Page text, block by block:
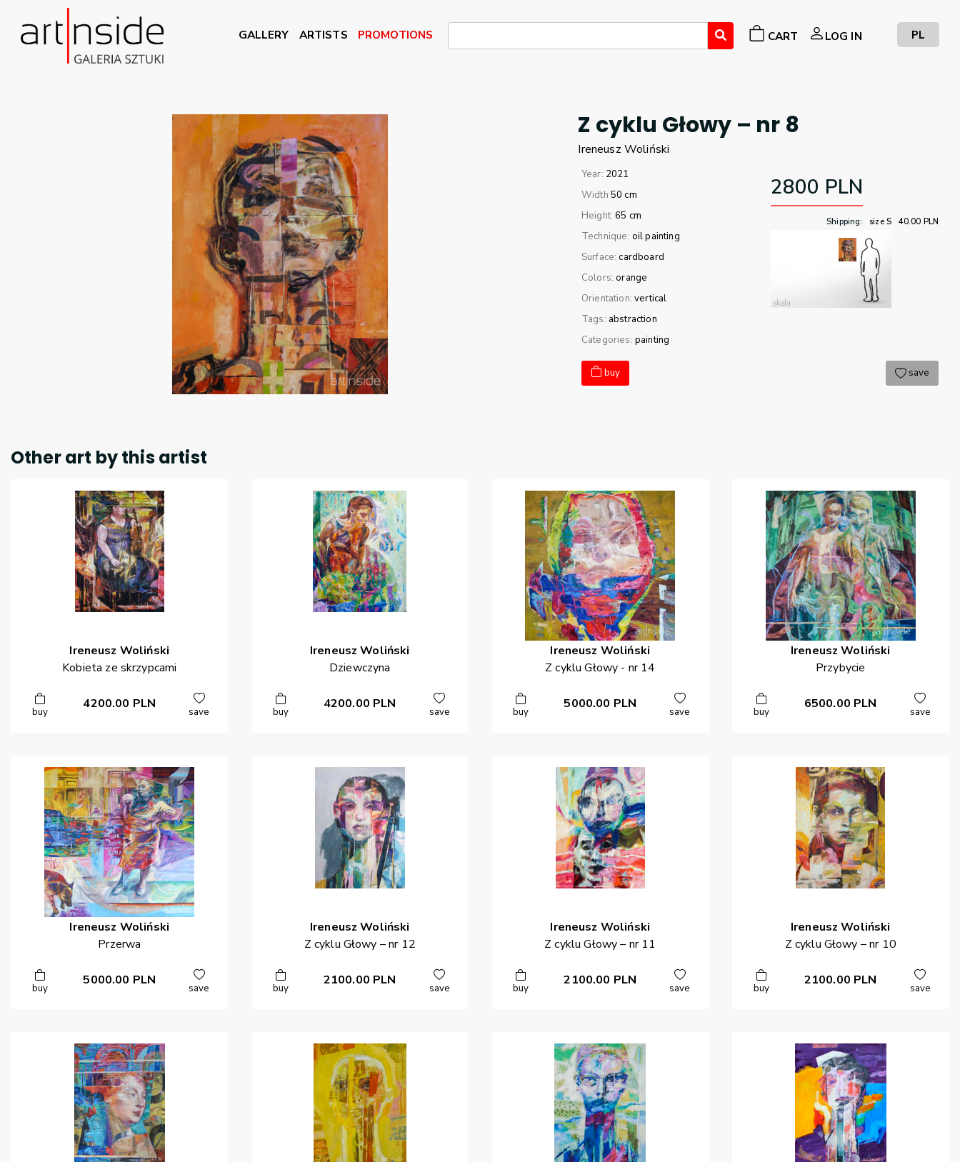
GALLERY ARTISTS PROMOTIONS CART LOG IN PL
Z cyklu Głowy – nr 8
Ireneusz Woliński
Year: 2021
Width 50 cm
Height:65 cm
Technique: oil painting
Surface:cardboard
Colors:orange
Orientation:vertical
Tags: abstraction
Categories: painting
2800 PLN
Shipping: size S 40.00 PLN
buy save
Other art by this artist
Ireneusz Woliński
Kobieta ze skrzypcami
buy
4200.00 PLN
save
Ireneusz Woliński
Dziewczyna
buy
4200.00 PLN
save
Ireneusz Woliński
Z cyklu Głowy - nr 14
buy
5000.00 PLN
save
Ireneusz Woliński
Przybycie
buy
6500.00 PLN
save
Ireneusz Woliński
Przerwa
buy
5000.00 PLN
save
Ireneusz Woliński
Z cyklu Głowy – nr 12
buy
2100.00 PLN
save
Ireneusz Woliński
Z cyklu Głowy – nr 11
buy
2100.00 PLN
save
Ireneusz Woliński
Z cyklu Głowy – nr 10
buy
2100.00 PLN
save